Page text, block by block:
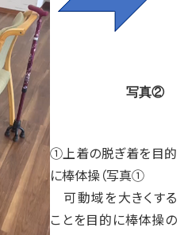
写真②
①上着の脱ぎ着を目的
に棒体操（写真①
可動域を大きくする
ことを目的に棒体操の